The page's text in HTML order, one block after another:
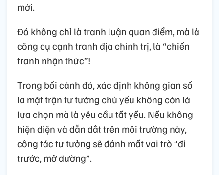
mới.
Đó không chỉ là tranh luận quan điểm, mà là
công cụ cạnh tranh địa chính trị, là “chiến
tranh nhận thức”!
Trong bối cảnh đó, xác định không gian số
là mặt trận tư tưởng chủ yếu không còn là
lựa chọn mà là yêu cầu tất yếu. Nếu không
hiện diện và dẫn dắt trên môi trường này,
công tác tư tưởng sẽ đánh mất vai trò “đi
trước, mở đường”.